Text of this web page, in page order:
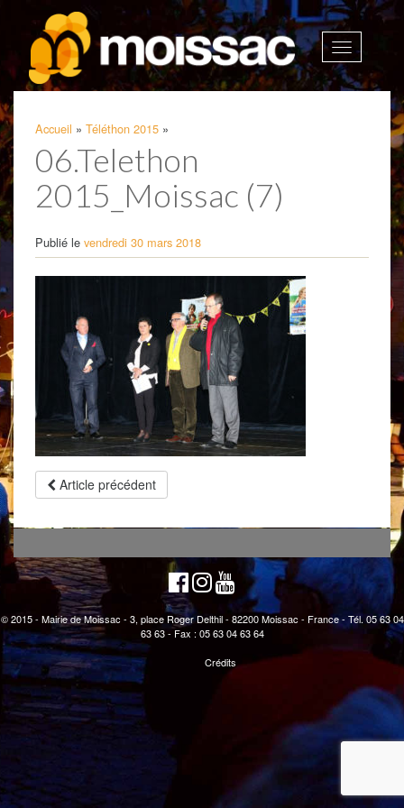
Afficher
la
Accueil » Téléthon 2015 »
06.Telethon
2015_Moissac (7)
Publié le vendredi 30 mars 2018
Article précédent
© 2015 - Mairie de Moissac - 3, place Roger Delthil - 82200 Moissac - France - Tél. 05 63 04
63 63 - Fax : 05 63 04 63 64
Crédits